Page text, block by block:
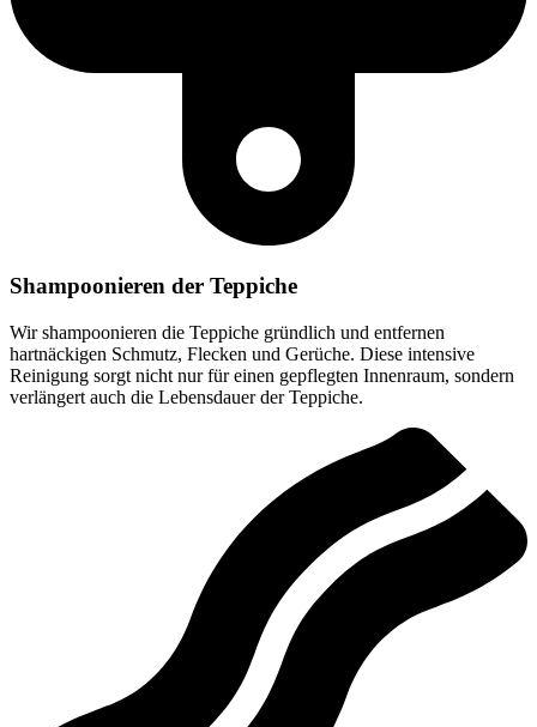
Shampoonieren der Teppiche
Wir shampoonieren die Teppiche gründlich und entfernen
hartnäckigen Schmutz, Flecken und Gerüche. Diese intensive
Reinigung sorgt nicht nur für einen gepflegten Innenraum, sondern
verlängert auch die Lebensdauer der Teppiche.